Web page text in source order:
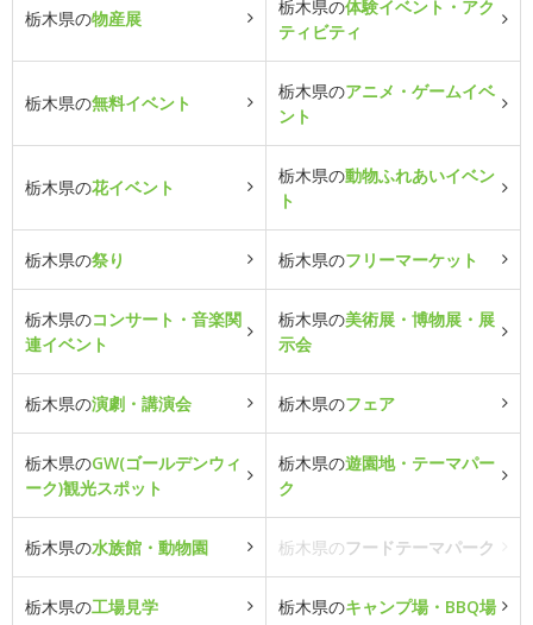
栃木県の物産展
栃木県の体験イベント・アク
ティビティ
栃木県の無料イベント
栃木県のアニメ・ゲームイベ
ント
栃木県の花イベント
栃木県の動物ふれあいイベン
ト
栃木県の祭り 栃木県のフリーマーケット
栃木県のコンサート・音楽関
連イベント
栃木県の美術展・博物展・展
示会
栃木県の演劇・講演会 栃木県のフェア
栃木県のGW(ゴールデンウィ
ーク)観光スポット
栃木県の遊園地・テーマパー
ク
栃木県の水族館・動物園 栃木県のフードテーマパーク
栃木県の工場見学 栃木県のキャンプ場・BBQ場